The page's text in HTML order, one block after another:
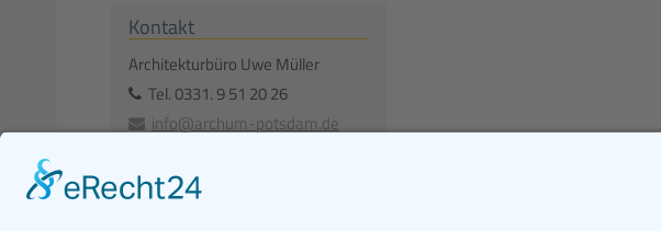
Kontakt
Architekturbüro Uwe Müller
Tel.0331. 9 51 20 26
info@archum-potsdam.de